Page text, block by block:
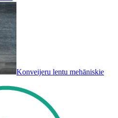
Konveijeru lentu mehāniskie